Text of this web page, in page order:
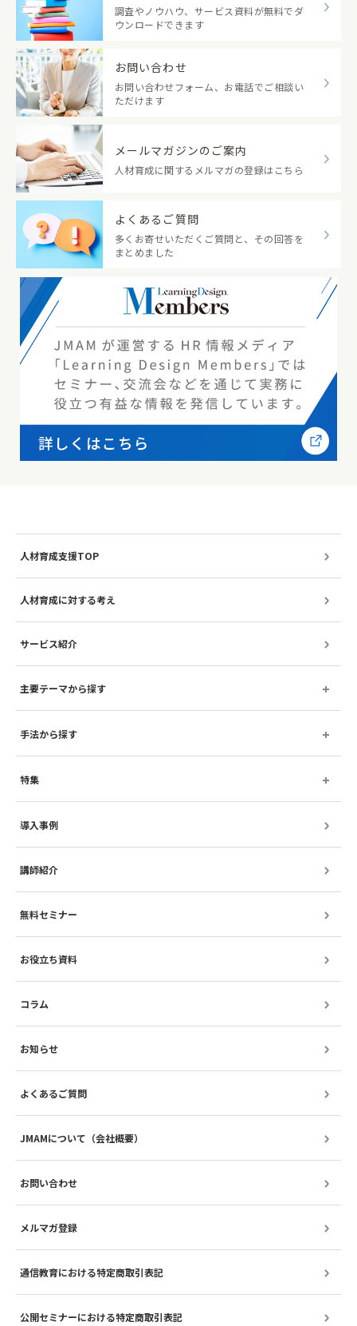
調査やノウハウ、サービス資料が無料でダ
ウンロードできます
お問い合わせ
お問い合わせフォーム、お電話でご相談い
ただけます
メールマガジンのご案内
人材育成に関するメルマガの登録はこちら
よくあるご質問
多くお寄せいただくご質問と、その回答を
まとめました
人材育成支援TOP
人材育成に対する考え
サービス紹介
主要テーマから探す
手法から探す
特集
導入事例
講師紹介
無料セミナー
お役立ち資料
コラム
お知らせ
よくあるご質問
JMAMについて（会社概要）
お問い合わせ
メルマガ登録
通信教育における特定商取引表記
公開セミナーにおける特定商取引表記